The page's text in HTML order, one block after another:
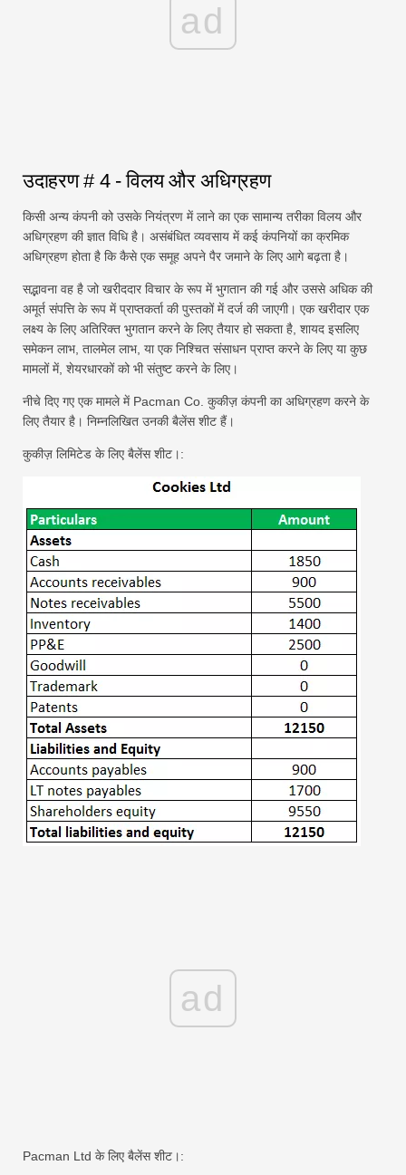
ad
उदाहरण # 4 - विलय और अधिग्रहण
किसी अन्य कंपनी को उसके नियंत्रण में लाने का एक सामान्य तरीका विलय और
अधिग्रहण की ज्ञात विधि है। असंबंधित व्यवसाय में कई कंपनियों का क्रमिक
अधिग्रहण होता है कि कैसे एक समूह अपने पैर जमाने के लिए आगे बढ़ता है।
सद्भावना वह है जो खरीददार विचार के रूप में भुगतान की गई और उससे अधिक की
अमूर्त संपत्ति के रूप में प्राप्तकर्ता की पुस्तकों में दर्ज की जाएगी। एक खरीदार एक
लक्ष्य के लिए अतिरिक्त भुगतान करने के लिए तैयार हो सकता है, शायद इसलिए
समेकन लाभ, तालमेल लाभ, या एक निश्चित संसाधन प्राप्त करने के लिए या कुछ
मामलों में, शेयरधारकों को भी संतुष्ट करने के लिए।
नीचे दिए गए एक मामले में Pacman Co. कुकीज़ कंपनी का अधिग्रहण करने के
लिए तैयार है। निम्नलिखित उनकी बैलेंस शीट हैं।
कुकीज़ लिमिटेड के लिए बैलेंस शीट।:
ad
Pacman Ltd के लिए बैलेंस शीट।: